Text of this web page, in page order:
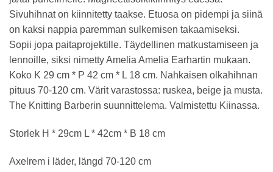
Sivuhihnat on kiinnitetty taakse. Etuosa on pidempi ja siinä
on kaksi nappia paremman sulkemisen takaamiseksi.
Sopii jopa paitaprojektille. Täydellinen matkustamiseen ja
lennoille, siksi nimetty Amelia Amelia Earhartin mukaan.
Koko K 29 cm * P 42 cm * L 18 cm. Nahkaisen olkahihnan
pituus 70-120 cm. Värit varastossa: ruskea, beige ja musta.
The Knitting Barberin suunnittelema. Valmistettu Kiinassa.
Storlek H * 29cm L * 42cm * B 18 cm
Axelrem i läder, längd 70-120 cm